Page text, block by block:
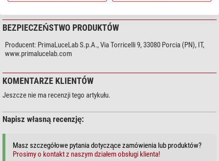
BEZPIECZEŃSTWO PRODUKTÓW
Producent: PrimaLuceLab S.p.A., Via Torricelli 9, 33080 Porcia (PN), IT,
www.primalucelab.com
KOMENTARZE KLIENTÓW
Jeszcze nie ma recenzji tego artykułu.
Napisz własną recenzję:
Masz szczegółowe pytania dotyczące zamówienia lub produktów?
Prosimy o kontakt z naszym działem obsługi klienta!